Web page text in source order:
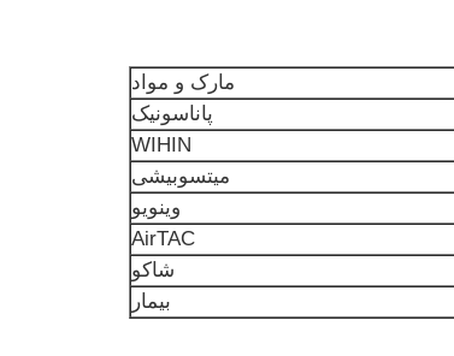
مارک و مواد
پاناسونیک
WIHIN
میتسوبیشی
وینویو
AirTAC
شاکو
بیمار